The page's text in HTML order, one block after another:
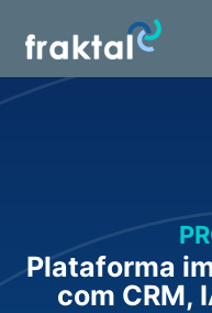
Plataforma
com CRM,